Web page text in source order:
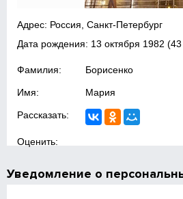
Адрес: Россия, Санкт-Петербург
Дата рождения: 13 октября 1982 (43
Фамилия: Борисенко
Имя: Мария
Рассказать:
Оценить:
Уведомление о